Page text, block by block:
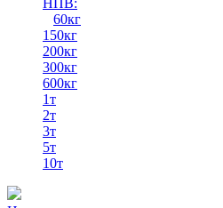
НПВ:
60кг
150кг
200кг
300кг
600кг
1т
2т
3т
5т
10т